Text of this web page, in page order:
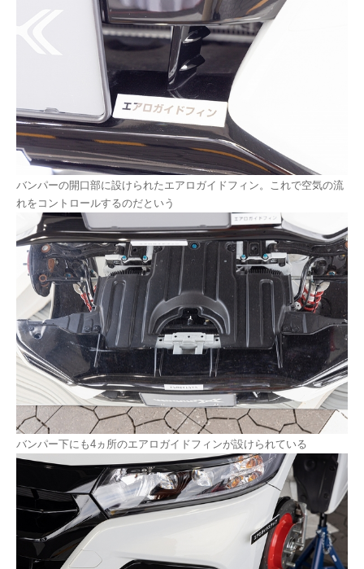
バンパーの開口部に設けられたエアロガイドフィン。これで空気の流
れをコントロールするのだという
バンパー下にも4ヵ所のエアロガイドフィンが設けられている